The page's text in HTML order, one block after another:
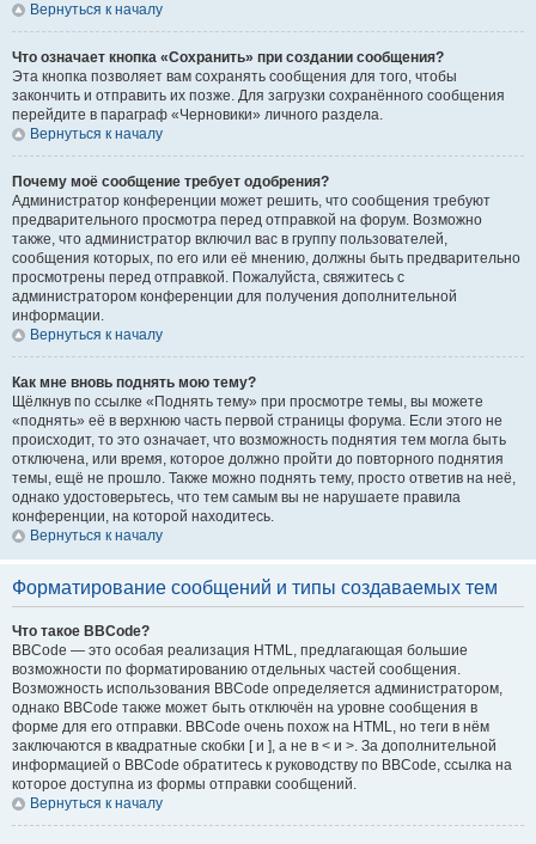
Вернуться к началу
Что означает кнопка «Сохранить» при создании сообщения?
Эта кнопка позволяет вам сохранять сообщения для того, чтобы
закончить и отправить их позже. Для загрузки сохранённого сообщения
перейдите в параграф «Черновики» личного раздела.
Вернуться к началу
Почему моё сообщение требует одобрения?
Администратор конференции может решить, что сообщения требуют
предварительного просмотра перед отправкой на форум. Возможно
также, что администратор включил вас в группу пользователей,
сообщения которых, по его или её мнению, должны быть предварительно
просмотрены перед отправкой. Пожалуйста, свяжитесь с
администратором конференции для получения дополнительной
информации.
Вернуться к началу
Как мне вновь поднять мою тему?
Щёлкнув по ссылке «Поднять тему» при просмотре темы, вы можете
«поднять» её в верхнюю часть первой страницы форума. Если этого не
происходит, то это означает, что возможность поднятия тем могла быть
отключена, или время, которое должно пройти до повторного поднятия
темы, ещё не прошло. Также можно поднять тему, просто ответив на неё,
однако удостоверьтесь, что тем самым вы не нарушаете правила
конференции, на которой находитесь.
Вернуться к началу
Форматирование сообщений и типы создаваемых тем
Что такое BBCode?
BBCode — это особая реализация HTML, предлагающая большие
возможности по форматированию отдельных частей сообщения.
Возможность использования BBCode определяется администратором,
однако BBCode также может быть отключён на уровне сообщения в
форме для его отправки. BBCode очень похож на HTML, но теги в нём
заключаются в квадратные скобки [ и ], а не в < и >. За дополнительной
информацией о BBCode обратитесь к руководству по BBCode, ссылка на
которое доступна из формы отправки сообщений.
Вернуться к началу